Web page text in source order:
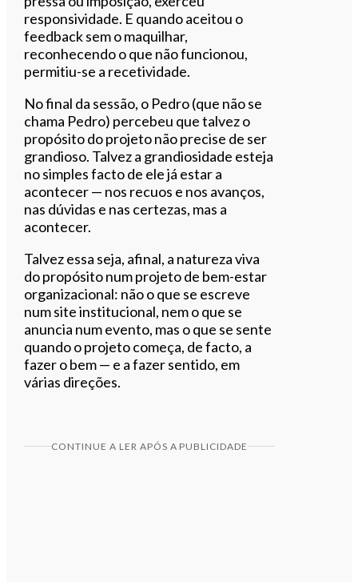
responsividade. E quando aceitou o
feedback sem o maquilhar,
reconhecendo o que não funcionou,
permitiu-se a recetividade.
No final da sessão, o Pedro (que não se
chama Pedro) percebeu que talvez o
propósito do projeto não precise de ser
grandioso. Talvez a grandiosidade esteja
no simples facto de ele já estar a
acontecer — nos recuos e nos avanços,
nas dúvidas e nas certezas, mas a
acontecer.
Talvez essa seja, afinal, a natureza viva
do propósito num projeto de bem-estar
organizacional: não o que se escreve
num site institucional, nem o que se
anuncia num evento, mas o que se sente
quando o projeto começa, de facto, a
fazer o bem — e a fazer sentido, em
várias direções.
CONTINUE A LER APÓS A PUBLICIDADE